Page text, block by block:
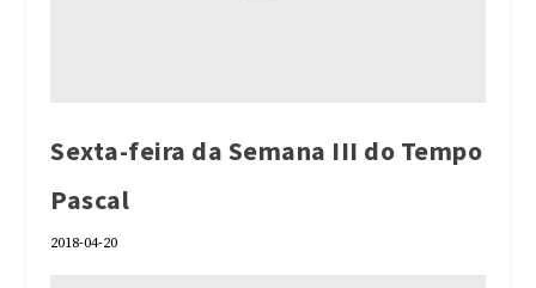
Sexta-feira da Semana III do Tempo
Pascal
2018-04-20